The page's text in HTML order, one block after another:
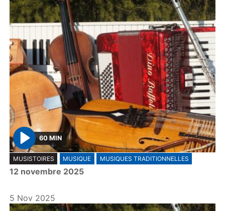
P
l
a
60 MIN
MUSISTOIRES MUSIQUE MUSIQUES TRADITIONNELLES
12 novembre 2025
5 Nov 2025